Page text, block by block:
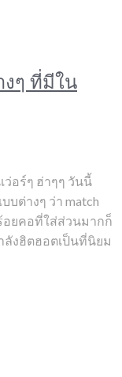
ๆ ที่มีใน
อร์ๆ ฮ่าๆๆ วันนี้
บต่างๆ ว่า match
อยคอที่ใส่ส่วนมากก็
ลังฮิตฮอตเป็นที่นิยม